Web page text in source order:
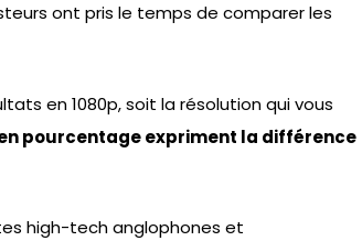
ont pris le temps de comparer les
en 1080p, soit la résolution qui vous
pourcentage expriment la différence
high-tech anglophones et